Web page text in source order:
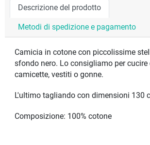
Descrizione del prodotto
Metodi di spedizione e pagamento
Camicia in cotone con piccolissime
sfondo nero. Lo consigliamo per cucire
camicette, vestiti o gonne.
L'ultimo tagliando con dimensioni 130
Composizione: 100% cotone